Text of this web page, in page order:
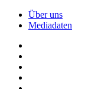
Über uns
Mediadaten